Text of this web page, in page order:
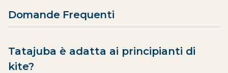
Domande Frequenti
Tatajuba è adatta ai principianti di
kite?